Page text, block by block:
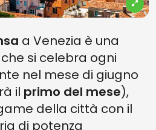
a Venezia è una
si celebra ogni
nel mese di giugno
il primo del mese),
della città con il
di potenza